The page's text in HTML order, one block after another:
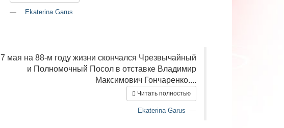
Ekaterina Garus
7 мая на 88‑м году жизни скончался Чрезвычайный
и Полномочный Посол в отставке Владимир
Максимович Гончаренко....
Читать полностью
Ekaterina Garus